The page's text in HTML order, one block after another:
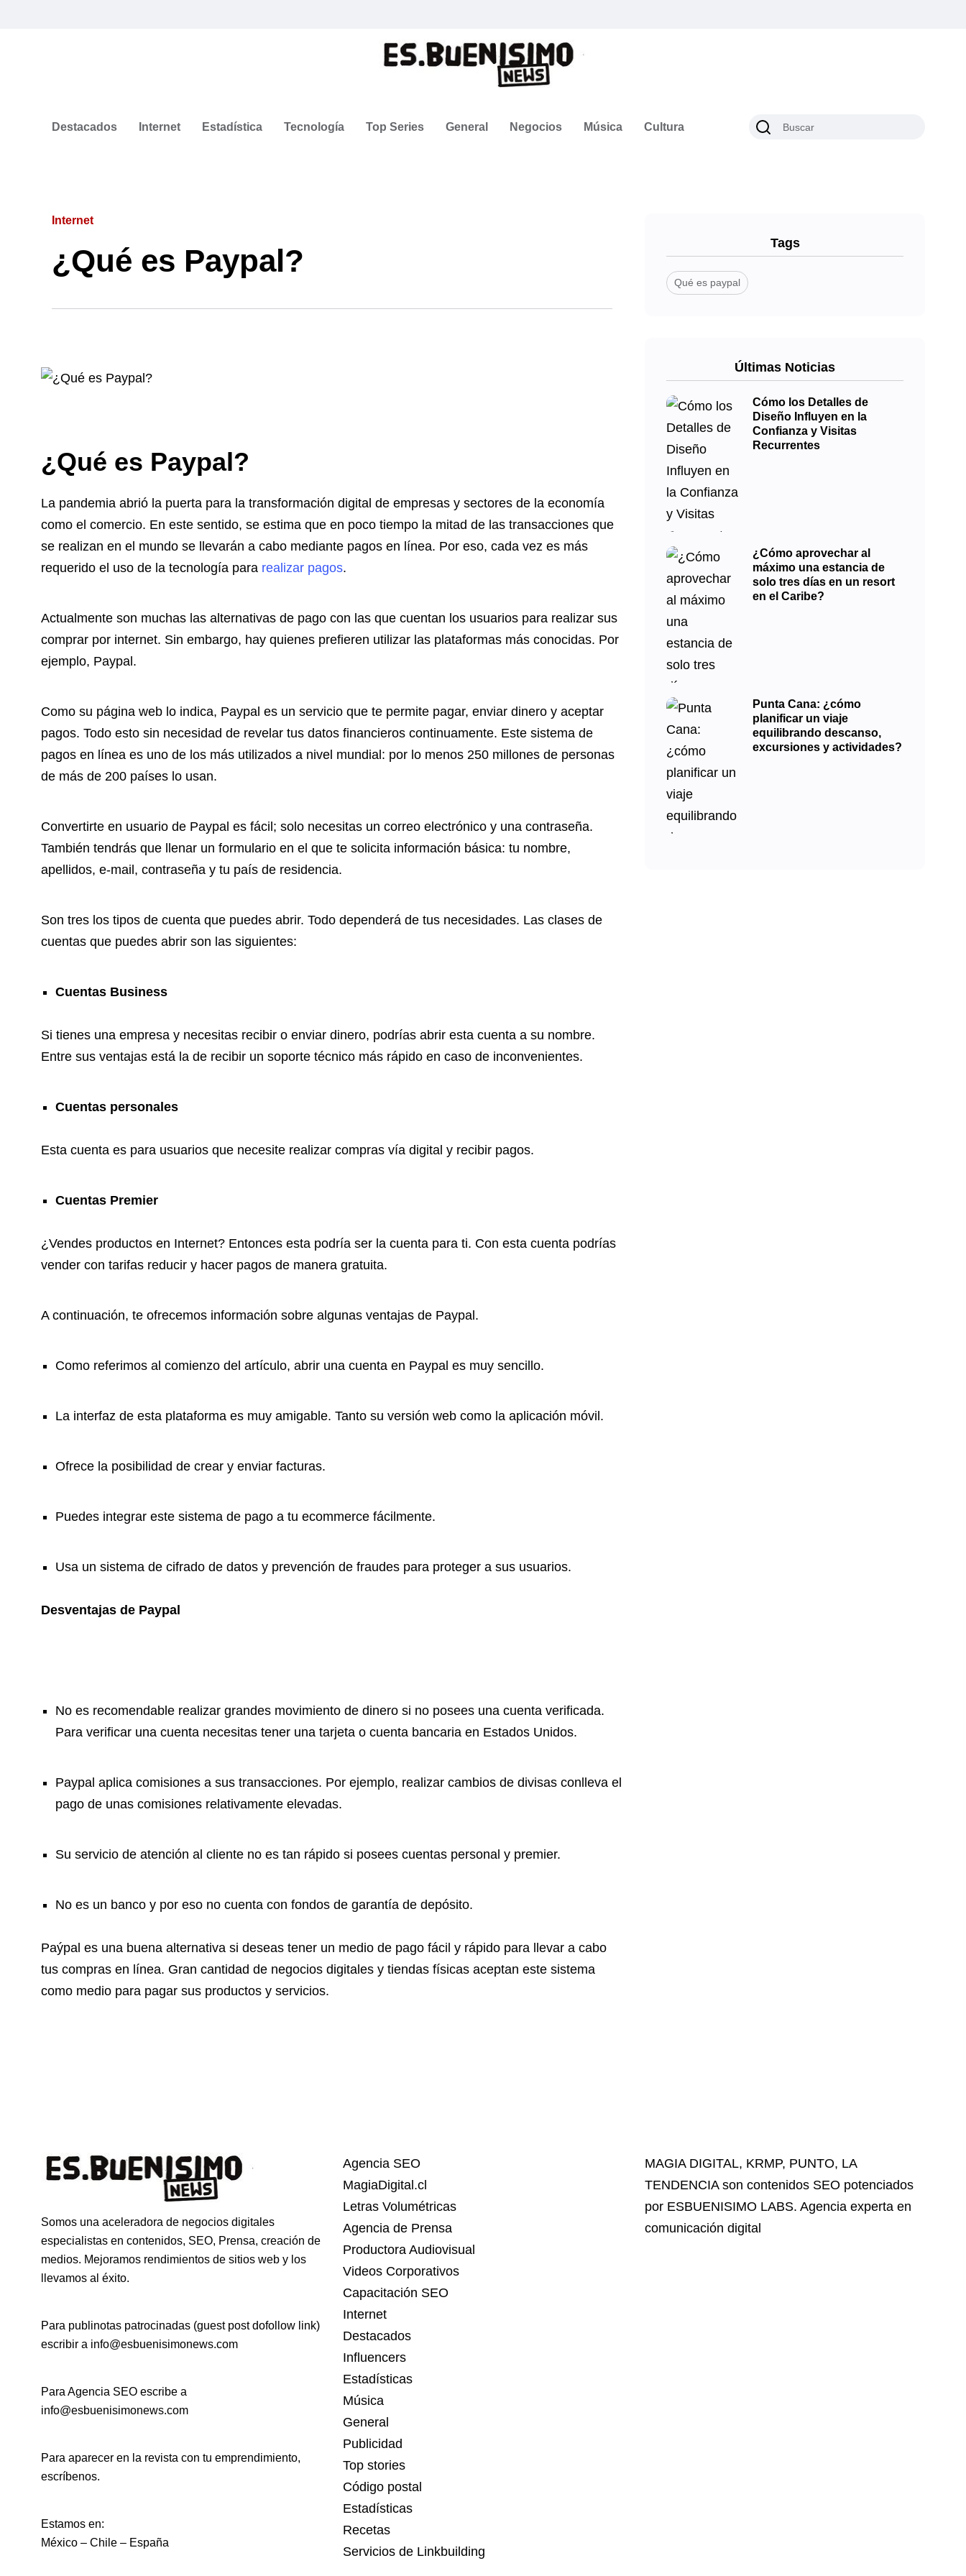
Destacados Internet Estadística Tecnología Top Series General Negocios Música Cultura
Internet
¿Qué es Paypal?
¿Qué es Paypal?
La pandemia abrió la puerta para la transformación digital de empresas y sectores de la economía
como el comercio. En este sentido, se estima que en poco tiempo la mitad de las transacciones que
se realizan en el mundo se llevarán a cabo mediante pagos en línea. Por eso, cada vez es más
requerido el uso de la tecnología para realizar pagos.
Actualmente son muchas las alternativas de pago con las que cuentan los usuarios para realizar sus
comprar por internet. Sin embargo, hay quienes prefieren utilizar las plataformas más conocidas. Por
ejemplo, Paypal.
Como su página web lo indica, Paypal es un servicio que te permite pagar, enviar dinero y aceptar
pagos. Todo esto sin necesidad de revelar tus datos financieros continuamente. Este sistema de
pagos en línea es uno de los más utilizados a nivel mundial: por lo menos 250 millones de personas
de más de 200 países lo usan.
Convertirte en usuario de Paypal es fácil; solo necesitas un correo electrónico y una contraseña.
También tendrás que llenar un formulario en el que te solicita información básica: tu nombre,
apellidos, e-mail, contraseña y tu país de residencia.
Son tres los tipos de cuenta que puedes abrir. Todo dependerá de tus necesidades. Las clases de
cuentas que puedes abrir son las siguientes:
Cuentas Business
Si tienes una empresa y necesitas recibir o enviar dinero, podrías abrir esta cuenta a su nombre.
Entre sus ventajas está la de recibir un soporte técnico más rápido en caso de inconvenientes.
Cuentas personales
Esta cuenta es para usuarios que necesite realizar compras vía digital y recibir pagos.
Cuentas Premier
¿Vendes productos en Internet? Entonces esta podría ser la cuenta para ti. Con esta cuenta podrías
vender con tarifas reducir y hacer pagos de manera gratuita.
A continuación, te ofrecemos información sobre algunas ventajas de Paypal.
Como referimos al comienzo del artículo, abrir una cuenta en Paypal es muy sencillo.
La interfaz de esta plataforma es muy amigable. Tanto su versión web como la aplicación móvil.
Ofrece la posibilidad de crear y enviar facturas.
Puedes integrar este sistema de pago a tu ecommerce fácilmente.
Usa un sistema de cifrado de datos y prevención de fraudes para proteger a sus usuarios.
Desventajas de Paypal
No es recomendable realizar grandes movimiento de dinero si no posees una cuenta verificada.
Para verificar una cuenta necesitas tener una tarjeta o cuenta bancaria en Estados Unidos.
Paypal aplica comisiones a sus transacciones. Por ejemplo, realizar cambios de divisas conlleva el
pago de unas comisiones relativamente elevadas.
Su servicio de atención al cliente no es tan rápido si posees cuentas personal y premier.
No es un banco y por eso no cuenta con fondos de garantía de depósito.
Paýpal es una buena alternativa si deseas tener un medio de pago fácil y rápido para llevar a cabo
tus compras en línea. Gran cantidad de negocios digitales y tiendas físicas aceptan este sistema
como medio para pagar sus productos y servicios.
Tags
Qué es paypal
Últimas Noticias
Cómo los Detalles de
Diseño Influyen en la
Confianza y Visitas
Recurrentes
¿Cómo aprovechar al
máximo una estancia de
solo tres días en un resort
en el Caribe?
Punta Cana: ¿cómo
planificar un viaje
equilibrando descanso,
excursiones y actividades?
Somos una aceleradora de negocios digitales
especialistas en contenidos, SEO, Prensa, creación de
medios. Mejoramos rendimientos de sitios web y los
llevamos al éxito.
Para publinotas patrocinadas (guest post dofollow link)
escribir a info@esbuenisimonews.com
Para Agencia SEO escribe a
info@esbuenisimonews.com
Para aparecer en la revista con tu emprendimiento,
escríbenos.
Estamos en:
México – Chile – España
Agencia SEO
MagiaDigital.cl
Letras Volumétricas
Agencia de Prensa
Productora Audiovisual
Videos Corporativos
Capacitación SEO
Internet
Destacados
Influencers
Estadísticas
Música
General
Publicidad
Top stories
Código postal
Estadísticas
Recetas
Servicios de Linkbuilding
MAGIA DIGITAL, KRMP, PUNTO, LA
TENDENCIAson contenidos SEO potenciados
por ESBUENISIMO LABS. Agencia experta en
comunicación digital